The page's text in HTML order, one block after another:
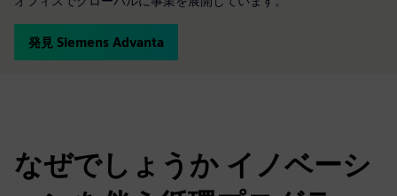
発見 Siemens Advanta
なぜでしょうか イノベーシ